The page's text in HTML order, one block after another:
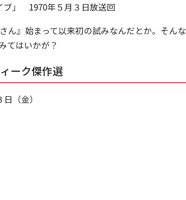
ブ」 1970年５月３日放送回
ん』始まって以来初の試みなんだとか。そんな
てはいかが？
ーク傑作選
（金）